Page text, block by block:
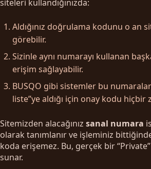
siteleri kullandığınızda:
Aldığınız doğrulama kodunu o an
görebilir.
Sizinle aynı numarayı kullanan
erişim sağlayabilir.
BUSQO gibi sistemler bu
liste”ye aldığı için onay kodu hiçbir
Sitemizden alacağınız sanal numara
olarak tanımlanır ve işleminiz
koda erişemez. Bu, gerçek bir
sunar.